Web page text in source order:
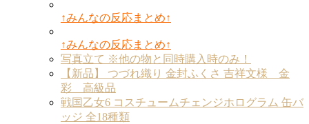
↑みんなの反応まとめ↑
↑みんなの反応まとめ↑
写真立て ※他の物と同時購入時のみ！
【新品】 つづれ織り 金封ふくさ 吉祥文様 金
彩 高級品
戦国乙女6 コスチュームチェンジホログラム 缶バ
ッジ 全18種類